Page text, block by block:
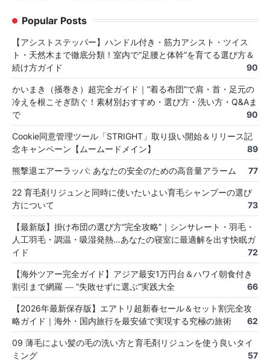
Popular Posts
【アシストステッパー】ハンドル付き・筋力アシスト・ツイス
ト・天然木まで徹底分類！室内で“足腰と体幹”を育てる選び方＆
続け方ガイド
90
かいまき（掻巻き）超完全ガイド｜“着る布団”で肩・首・足元の
冷えを根こそぎ防ぐ！素材別おすすめ・選び方・洗い方・Q&Aま
で
90
Cookie同意管理ツール「STRIGHT」取り扱い開始＆リリース記
念キャンペーン【ムームードメイン】
89
熊撃退エアーラッパ: あなたの安全のための高音量アラーム 77
22 育毛剤リジュンと同時に使いたいよい育毛シャンプーの選び
方について
73
【最新版】掛け布団の選び方“完全攻略”｜シンサレート・羽毛・
人工羽毛・調温・吸湿発熱…あなたの寝室に最適解を出す快眠ガ
イド
72
【海外ツアー完全ガイド】アジア最安1万円台＆ハワイ朝食付き
割引まで網羅 ― “失敗せずに選ぶ”実践大全
66
【2026年最新保存版】エアトリ超新春セール＆セット割完全攻
略ガイド｜海外・国内旅行を最安値で実現する究極の旅術
62
09 薄毛によい髪の毛の洗い方と育毛剤リジュンを使う良いタイ
ミング
57